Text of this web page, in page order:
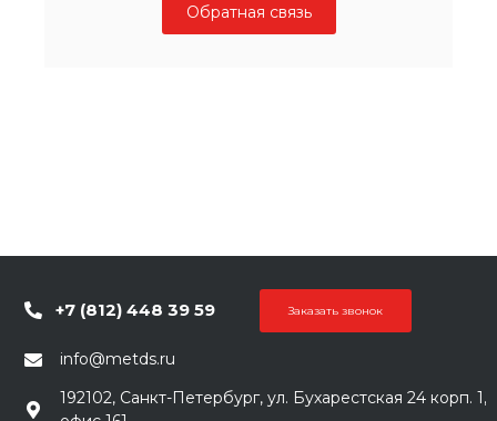
Обратная связь
+7 (812) 448 39 59 Заказать звонок
info@metds.ru
192102, Санкт-Петербург, ул. Бухарестская 24 корп. 1,